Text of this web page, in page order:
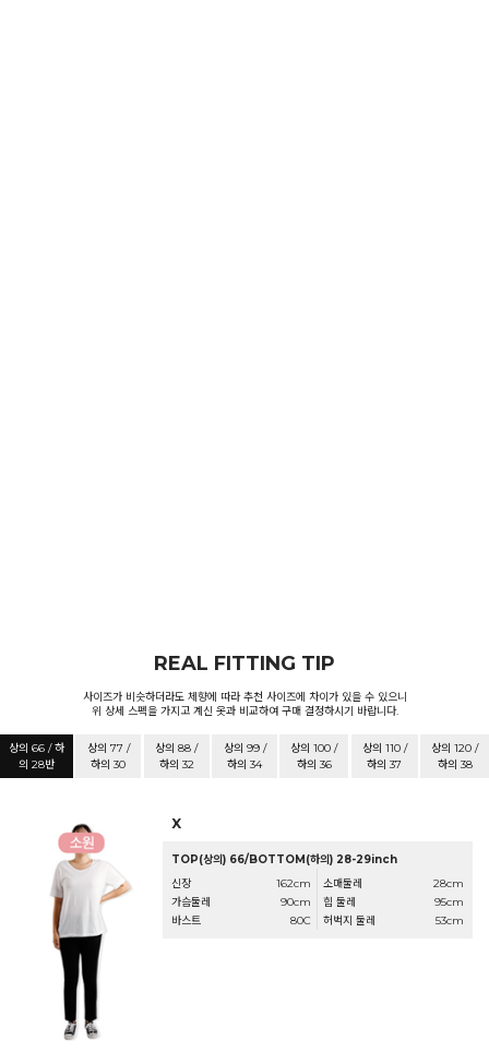
REAL FITTING TIP
사이즈가 비슷하더라도 체향에 따라 추천 사이즈에 차이가 있을 수 있으니
위 상세 스펙을 가지고 계신 옷과 비교하여 구매 결정하시기 바랍니다.
상의 66 / 하
의 28반
상의 77 /
하의 30
상의 88 /
하의 32
상의 99 /
하의 34
상의 100 /
하의 36
상의 110 /
하의 37
상의 120 /
하의 38
X
TOP(상의) 66/BOTTOM(하의) 28-29inch
신장
162cm
가슴둘레
90cm
바스트
80C
소매둘레
28cm
힙 둘레
95cm
허벅지 둘레
53cm